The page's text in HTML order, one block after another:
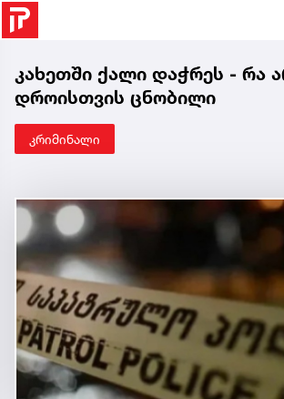
კახეთში ქალი დაჭრეს - რა
დროისთვის ცნობილი
კრიმინალი